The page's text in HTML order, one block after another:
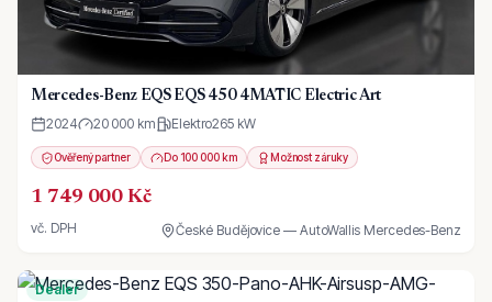
Mercedes-Benz EQS EQS 450 4MATIC Electric Art
2024 20 000 km Elektro265 kW
Ověřený partner Do 100 000 km Možnost záruky
1 749 000 Kč
vč. DPH České Budějovice — AutoWallis Mercedes-Benz
Dealer